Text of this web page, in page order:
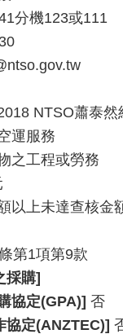
分機123或111
NTSO蕭泰
運服務
之工程或勞務
以上未達查核金
第1項第9款
採購]
協定(GPA)] 否
協定(ANZTEC)]